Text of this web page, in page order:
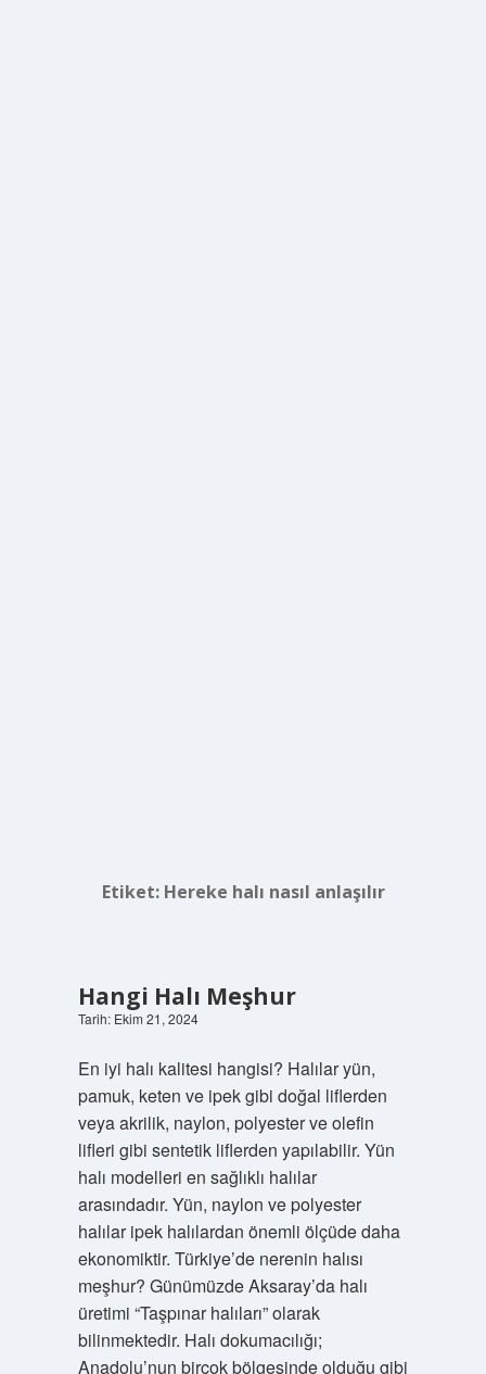
Etiket: Hereke halı nasıl anlaşılır
Hangi Halı Meşhur
Tarih: Ekim 21, 2024
En iyi halı kalitesi hangisi? Halılar yün,
pamuk, keten ve ipek gibi doğal liflerden
veya akrilik, naylon, polyester ve olefin
lifleri gibi sentetik liflerden yapılabilir. Yün
halı modelleri en sağlıklı halılar
arasındadır. Yün, naylon ve polyester
halılar ipek halılardan önemli ölçüde daha
ekonomiktir. Türkiye’de nerenin halısı
meşhur? Günümüzde Aksaray’da halı
üretimi “Taşpınar halıları” olarak
bilinmektedir. Halı dokumacılığı;
Anadolu’nun birçok bölgesinde olduğu gibi